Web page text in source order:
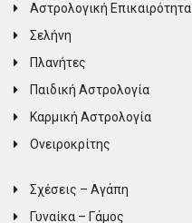
Αστρολογική Επικαιρότητα
Σελήνη
Πλανήτες
Παιδική Αστρολογία
Καρμική Αστρολογία
Ονειροκρίτης
Σχέσεις – Αγάπη
Γυναίκα – Γάμος